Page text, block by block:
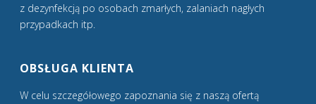
z dezynfekcją po osobach zmarłych, zalaniach nagłych
przypadkach itp.
OBSŁUGA KLIENTA
W celu szczegółowego zapoznania się z naszą ofertą